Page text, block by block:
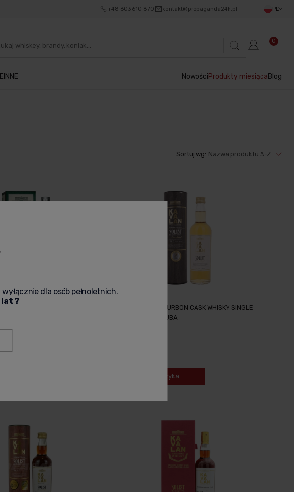
+48 603 610 870 kontakt@propaganda24h.pl PL
0
INNE NowościProdukty miesiącaBlog
Sortuj wg: Nazwa produktu A-Z
KAVALAN EX-BOURBON CASK WHISKY SINGLE
MALT 0,196L + TUBA
Do koszyka
dla osób pełnoletnich.
lat ?